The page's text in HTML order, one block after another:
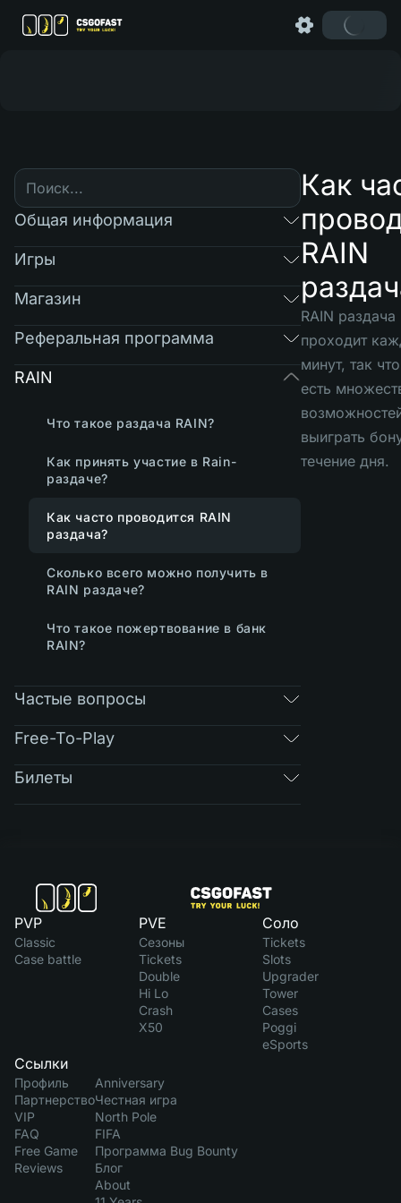
Общая информация
Игры
Магазин
Реферальная программа
RAIN
Что такое раздача RAIN?
Как принять участие в Rain-
раздаче?
Как часто проводится RAIN
раздача?
Сколько всего можно получить в
RAIN раздаче?
Что такое пожертвование в банк
RAIN?
Частые вопросы
Free-To-Play
Билеты
Как
RAIN
RAIN раздача
проходит
минут, так
есть
выиграть
течение дня.
PVP
Classic
Case battle
PVE
Сезоны
Tickets
Double
Hi Lo
Crash
X50
Соло
Tickets
Slots
Upgrader
Tower
Cases
Poggi
eSports
Ссылки
Профиль
Партнерство
VIP
FAQ
Free Game
Reviews
Anniversary
Честная игра
North Pole
FIFA
Программа Bug Bounty
Блог
About